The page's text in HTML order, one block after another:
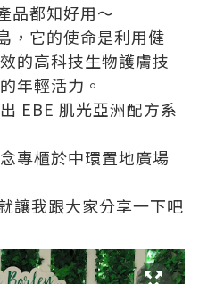
品都知好用～
，它的使命是利用健
的高科技生物護膚技
年輕活力。
EBE 肌光亞洲配方系
專櫃於中環置地廣場
讓我跟大家分享一下吧